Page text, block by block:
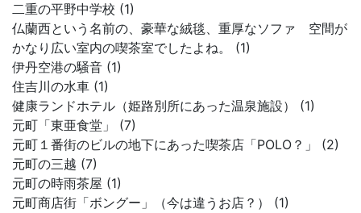
二重の平野中学校 (1)
仏蘭西という名前の、豪華な絨毯、重厚なソファ 空間が
かなり広い室内の喫茶室でしたよね。 (1)
伊丹空港の騒音 (1)
住吉川の水車 (1)
健康ランドホテル（姫路別所にあった温泉施設） (1)
元町「東亜食堂」 (7)
元町１番街のビルの地下にあった喫茶店「POLO？」 (2)
元町の三越 (7)
元町の時雨茶屋 (1)
元町商店街「ボングー」（今は違うお店？） (1)